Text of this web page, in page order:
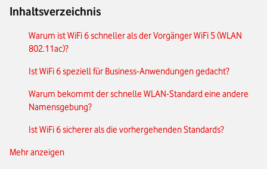
Inhaltsverzeichnis
Warum ist WiFi 6 schneller als der Vorgänger WiFi 5 (WLAN
802.11ac)?
Ist WiFi 6 speziell für Business-Anwendungen gedacht?
Warum bekommt der schnelle WLAN-Standard eine andere
Namensgebung?
Ist WiFi 6 sicherer als die vorhergehenden Standards?
Was muss ich bei der Installation von WiFi-6-Access-Points
Mehr anzeigen